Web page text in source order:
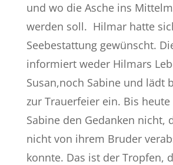
und wo die Asche ins
werden soll. Hilmar hatte
Seebestattung gewünscht.
informiert weder Hilmars
Susan,noch Sabine und lädt
zur Trauerfeier ein. Bis
Sabine den Gedanken nicht,
nicht von ihrem Bruder
konnte. Das ist der Tropfen,